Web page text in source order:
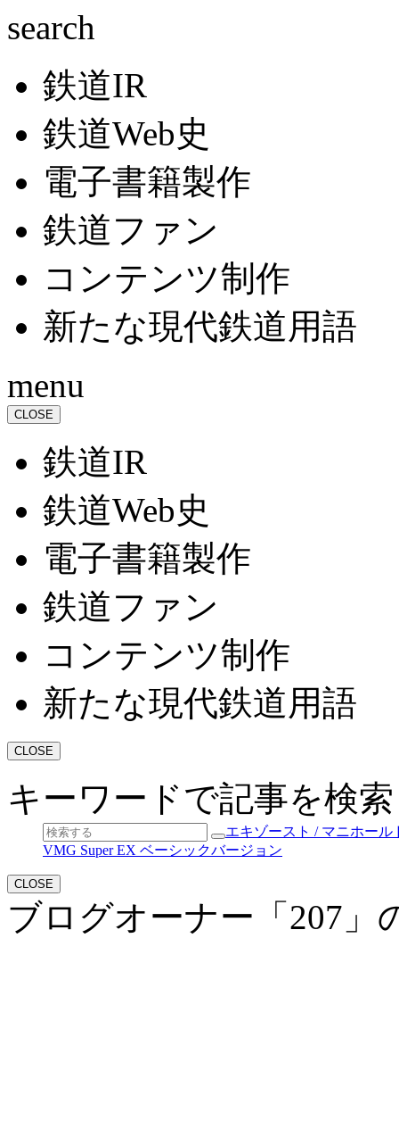
search
鉄道IR
鉄道Web史
電子書籍製作
鉄道ファン
コンテンツ制作
新たな現代鉄道用語
menu
CLOSE
鉄道IR
鉄道Web史
電子書籍製作
鉄道ファン
コンテンツ制作
新たな現代鉄道用語
CLOSE
キーワードで記事を検索
エキゾースト / マニホー
VMG Super EX ベーシックバージョン
CLOSE
ブログオーナー「207」